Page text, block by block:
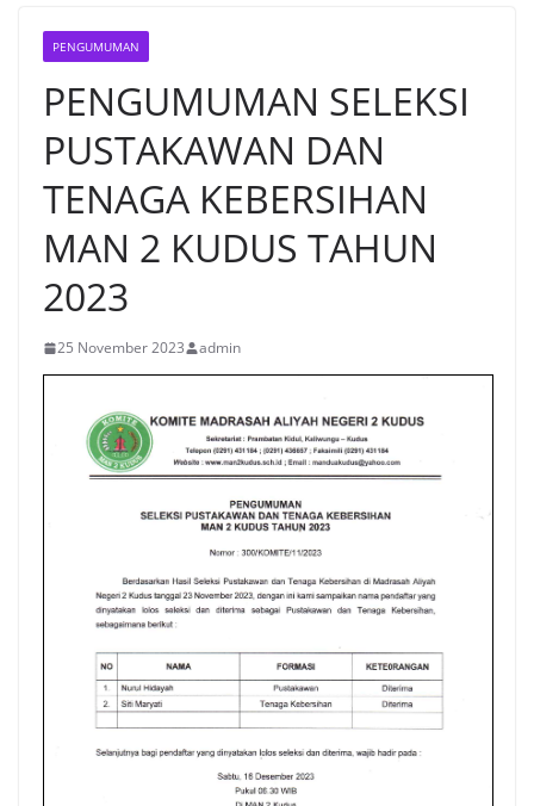
PENGUMUMAN
PENGUMUMAN SELEKSI
PUSTAKAWAN DAN
TENAGA KEBERSIHAN
MAN 2 KUDUS TAHUN
2023
25 November 2023 admin